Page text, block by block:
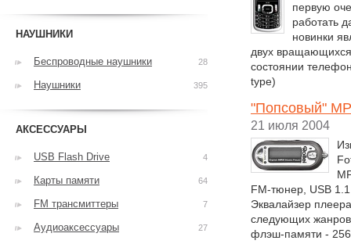
первую
работать
новинки
двух вращающихся
состоянии
type)
"Попсовый"
21 июля 2004
FM-тюнер, USB
Эквалайзер
следующих жанров
флэш-памяти -
НАУШНИКИ
Беспроводные наушники 28
Наушники 395
АКСЕССУАРЫ
USB Flash Drive 4
Карты памяти 64
FM трансмиттеры 7
Аудиоаксессуары 27